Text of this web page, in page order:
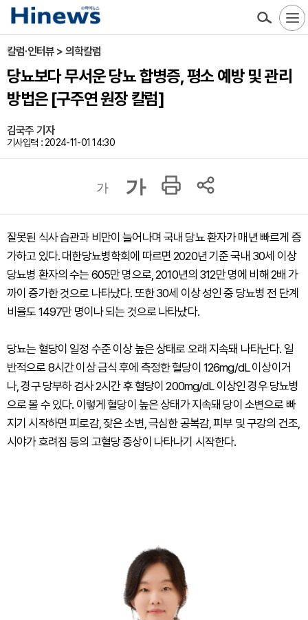
칼럼·인터뷰 > 의학칼럼
당뇨보다 무서운 당뇨 합병증, 평소 예방 및 관리
방법은 [구주연 원장 칼럼]
김국주 기자
기사입력 : 2024-11-01 14:30
가 가
잘못된 식사 습관과 비만이 늘어나며 국내 당뇨 환자가 매년 빠르게 증
가하고 있다. 대한당뇨병학회에 따르면 2020년 기준 국내 30세 이상
당뇨병 환자의 수는 605만 명으로, 2010년의 312만 명에 비해 2배 가
까이 증가한 것으로 나타났다. 또한 30세 이상 성인 중 당뇨병 전 단계
비율도 1497만 명이나 되는 것으로 나타났다.
당뇨는 혈당이 일정 수준 이상 높은 상태로 오래 지속돼 나타난다. 일
반적으로 8시간 이상 금식 후에 측정한 혈당이 126mg/dL 이상이거
나, 경구 당부하 검사 2시간 후 혈당이 200mg/dL 이상인 경우 당뇨병
으로 볼 수 있다. 이렇게 혈당이 높은 상태가 지속돼 당이 소변으로 빠
지기 시작하면 피로감, 잦은 소변, 극심한 공복감, 피부 및 구강의 건조,
시야가 흐려짐 등의 고혈당 증상이 나타나기 시작한다.